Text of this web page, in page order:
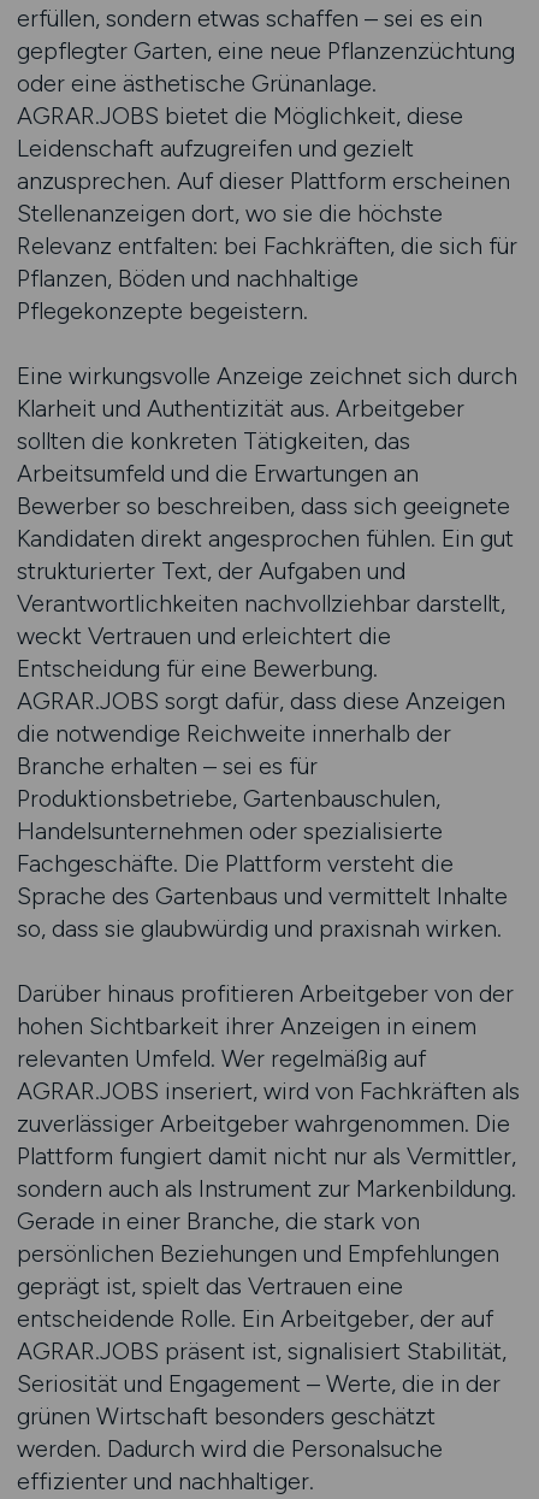
erfüllen, sondern etwas schaffen – sei es ein
gepflegter Garten, eine neue Pflanzenzüchtung
oder eine ästhetische Grünanlage.
AGRAR.JOBS bietet die Möglichkeit, diese
Leidenschaft aufzugreifen und gezielt
anzusprechen. Auf dieser Plattform erscheinen
Stellenanzeigen dort, wo sie die höchste
Relevanz entfalten: bei Fachkräften, die sich für
Pflanzen, Böden und nachhaltige
Pflegekonzepte begeistern.
Eine wirkungsvolle Anzeige zeichnet sich durch
Klarheit und Authentizität aus. Arbeitgeber
sollten die konkreten Tätigkeiten, das
Arbeitsumfeld und die Erwartungen an
Bewerber so beschreiben, dass sich geeignete
Kandidaten direkt angesprochen fühlen. Ein gut
strukturierter Text, der Aufgaben und
Verantwortlichkeiten nachvollziehbar darstellt,
weckt Vertrauen und erleichtert die
Entscheidung für eine Bewerbung.
AGRAR.JOBS sorgt dafür, dass diese Anzeigen
die notwendige Reichweite innerhalb der
Branche erhalten – sei es für
Produktionsbetriebe, Gartenbauschulen,
Handelsunternehmen oder spezialisierte
Fachgeschäfte. Die Plattform versteht die
Sprache des Gartenbaus und vermittelt Inhalte
so, dass sie glaubwürdig und praxisnah wirken.
Darüber hinaus profitieren Arbeitgeber von der
hohen Sichtbarkeit ihrer Anzeigen in einem
relevanten Umfeld. Wer regelmäßig auf
AGRAR.JOBS inseriert, wird von Fachkräften als
zuverlässiger Arbeitgeber wahrgenommen. Die
Plattform fungiert damit nicht nur als Vermittler,
sondern auch als Instrument zur Markenbildung.
Gerade in einer Branche, die stark von
persönlichen Beziehungen und Empfehlungen
geprägt ist, spielt das Vertrauen eine
entscheidende Rolle. Ein Arbeitgeber, der auf
AGRAR.JOBS präsent ist, signalisiert Stabilität,
Seriosität und Engagement – Werte, die in der
grünen Wirtschaft besonders geschätzt
werden. Dadurch wird die Personalsuche
effizienter und nachhaltiger.